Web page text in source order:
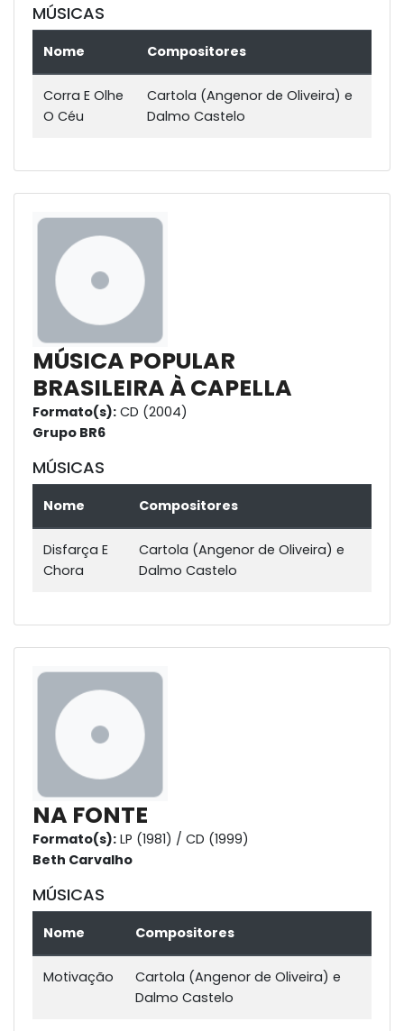
MÚSICAS
Nome Compositores
Corra E Olhe
O Céu
Cartola (Angenor de Oliveira) e
Dalmo Castelo
MÚSICA POPULAR
BRASILEIRA À CAPELLA
Formato(s): CD (2004)
Grupo BR6
MÚSICAS
Nome Compositores
Disfarça E
Chora
Cartola (Angenor de Oliveira) e
Dalmo Castelo
NA FONTE
Formato(s): LP (1981) / CD (1999)
Beth Carvalho
MÚSICAS
Nome Compositores
Motivação
Cartola (Angenor de Oliveira) e
Dalmo Castelo